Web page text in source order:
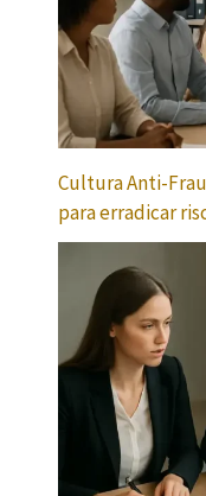
Cultura Anti-
para erradicar